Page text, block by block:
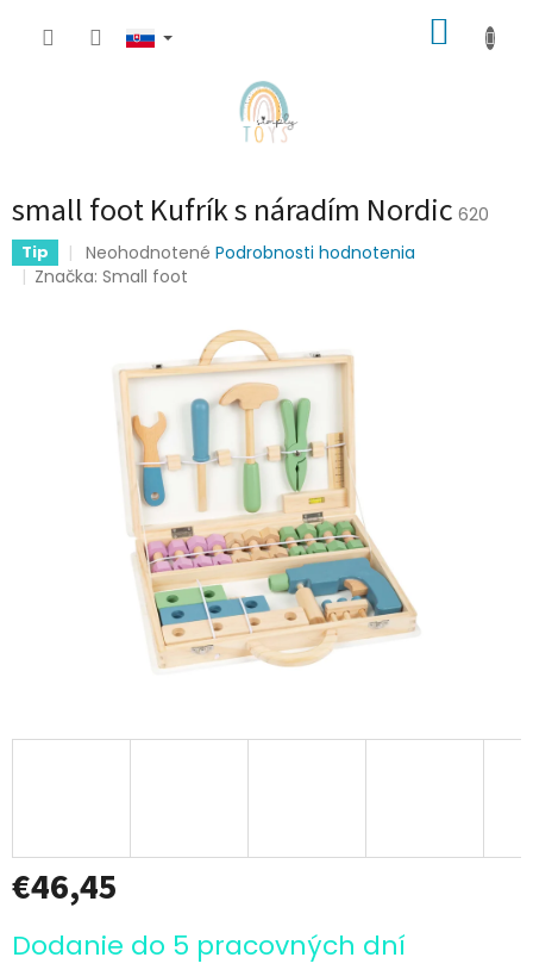
small foot Kufrík s náradím Nordic 620
Tip
Priemerné
hodnotenie
hviezdičiek.
Neohodnotené Podrobnosti hodnotenia
Značka:Small foot
€46,45
cena:
Dodanie do 5 pracovných dní